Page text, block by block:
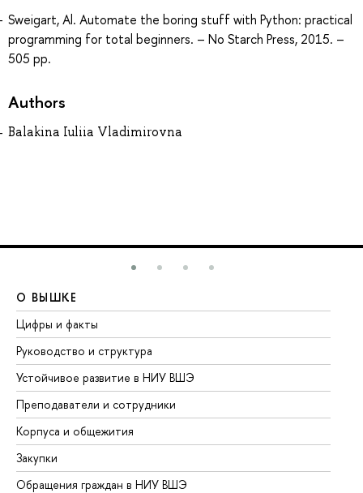
Sweigart, Al. Automate the boring stuff with Python: practical
programming for total beginners. – No Starch Press, 2015. –
505 pp.
Authors
Balakina Iuliia Vladimirovna
О ВЫШКЕ
Цифры и факты
Руководство и структура
Устойчивое развитие в НИУ ВШЭ
Преподаватели и сотрудники
Корпуса и общежития
Закупки
Обращения граждан в НИУ ВШЭ